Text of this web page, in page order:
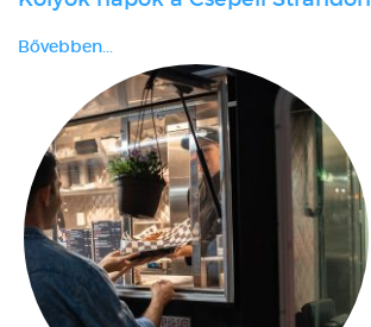
Bővebben...